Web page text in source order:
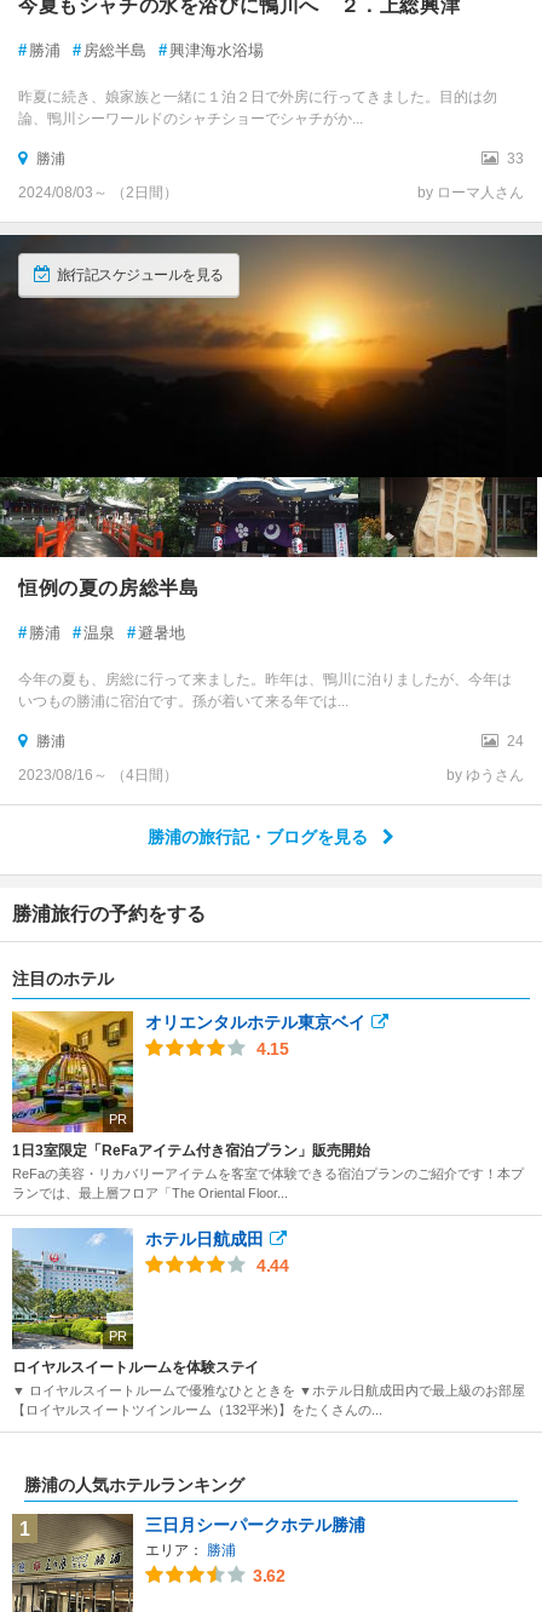
今夏もシャチの水を浴びに鴨川へ ２．上総興津
# 勝浦 # 房総半島 #興津海水浴場
昨夏に続き、娘家族と一緒に１泊２日で外房に行ってきました。目的は勿
論、鴨川シーワールドのシャチショーでシャチがか...
勝浦
33
2024/08/03～ （2日間）
by ローマ人さん
旅行記スケジュールを見る
恒例の夏の房総半島
# 勝浦 #温泉 #避暑地
今年の夏も、房総に行って来ました。昨年は、鴨川に泊りましたが、今年は
いつもの勝浦に宿泊です。孫が着いて来る年では...
勝浦
24
2023/08/16～ （4日間）
by ゆうさん
勝浦の旅行記・ブログを見る
勝浦旅行の予約をする
注目のホテル
PR
オリエンタルホテル東京ベイ
4.15
1日3室限定「ReFaアイテム付き宿泊プラン」販売開始
ReFaの美容・リカバリーアイテムを客室で体験できる宿泊プランのご紹介です！本プ
ランでは、最上層フロア「The Oriental Floor...
PR
ホテル日航成田
4.44
ロイヤルスイートルームを体験ステイ
▼ ロイヤルスイートルームで優雅なひとときを ▼ホテル日航成田内で最上級のお部屋
【ロイヤルスイートツインルーム（132平米)】をたくさんの...
勝浦の人気ホテルランキング
1 三日月シーパークホテル勝浦
エリア： 勝浦
3.62